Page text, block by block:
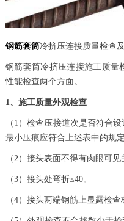
钢筋套筒冷挤压连接质量检查
钢筋套筒冷挤压连接施工质量
性能检查两个方面。
1、施工质量外观检查
（1）检查压接道次是否符合
最小压痕应符合上述表中的规定
（2）接头表面不得有肉眼可见
（3）接头处弯折≤40。
（4）接头两端钢筋上显露检